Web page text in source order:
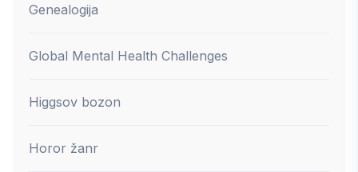
Genealogija
Global Mental Health Challenges
Higgsov bozon
Horor žanr